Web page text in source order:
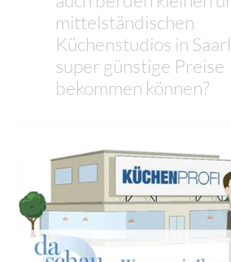
mittelständischen
Küchenstudios in
super günstige Preise
bekommen können?